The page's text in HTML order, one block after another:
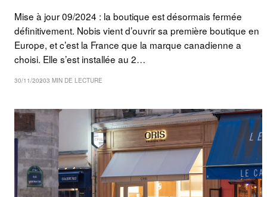
Mise à jour 09/2024 : la boutique est désormais fermée
définitivement. Nobis vient d’ouvrir sa première boutique en
Europe, et c’est la France que la marque canadienne a
choisi. Elle s’est installée au 2…
30/11/20203 MIN DE LECTURE